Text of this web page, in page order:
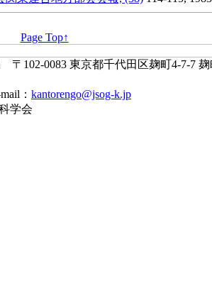
Page Top↑
102-0083 東京都千代田区麹町4-7-7
： kantorengo@jsog-k.jp
学会